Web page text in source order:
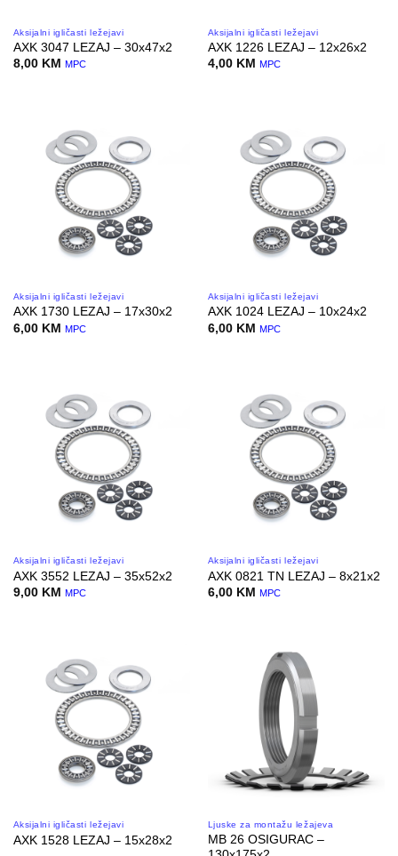
Aksijalni igličasti ležejavi
AXK 3047 LEZAJ – 30x47x2
8,00 KM MPC
Aksijalni igličasti ležejavi
AXK 1226 LEZAJ – 12x26x2
4,00 KM MPC
Aksijalni igličasti ležejavi
AXK 1730 LEZAJ – 17x30x2
6,00 KM MPC
Aksijalni igličasti ležejavi
AXK 1024 LEZAJ – 10x24x2
6,00 KM MPC
Aksijalni igličasti ležejavi
AXK 3552 LEZAJ – 35x52x2
9,00 KM MPC
Aksijalni igličasti ležejavi
AXK 0821 TN LEZAJ – 8x21x2
6,00 KM MPC
Aksijalni igličasti ležejavi
AXK 1528 LEZAJ – 15x28x2
Ljuske za montažu ležajeva
MB 26 OSIGURAC –